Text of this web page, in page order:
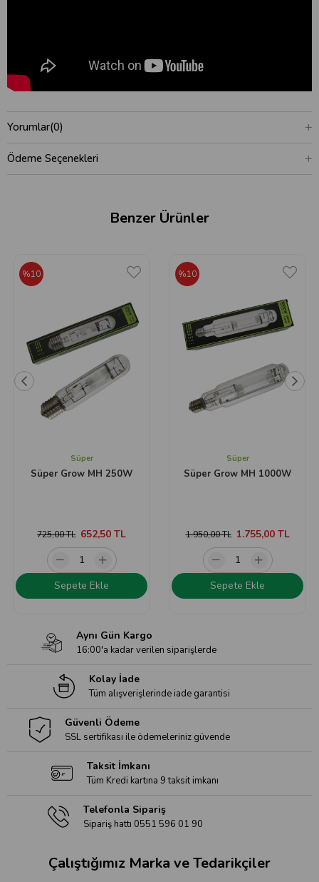
Yorumlar(0)
Ödeme Seçenekleri
Benzer Ürünler
Süper
Süper Grow MH 250W
652,50 TL
725,00 TL
%10
Sepete Ekle
Süper
Süper Grow MH 1000W
1.755,00 TL
1.950,00 TL
%10
Sepete Ekle
Aynı Gün Kargo
16:00'a kadar verilen siparişlerde
Kolay İade
Tüm alışverişlerinde iade garantisi
Güvenli Ödeme
SSL sertifikası ile ödemeleriniz güvende
Taksit İmkanı
Tüm Kredi kartına 9 taksit imkanı
Telefonla Sipariş
Sipariş hattı 0551 596 01 90
Çalıştığımız Marka ve Tedarikçiler